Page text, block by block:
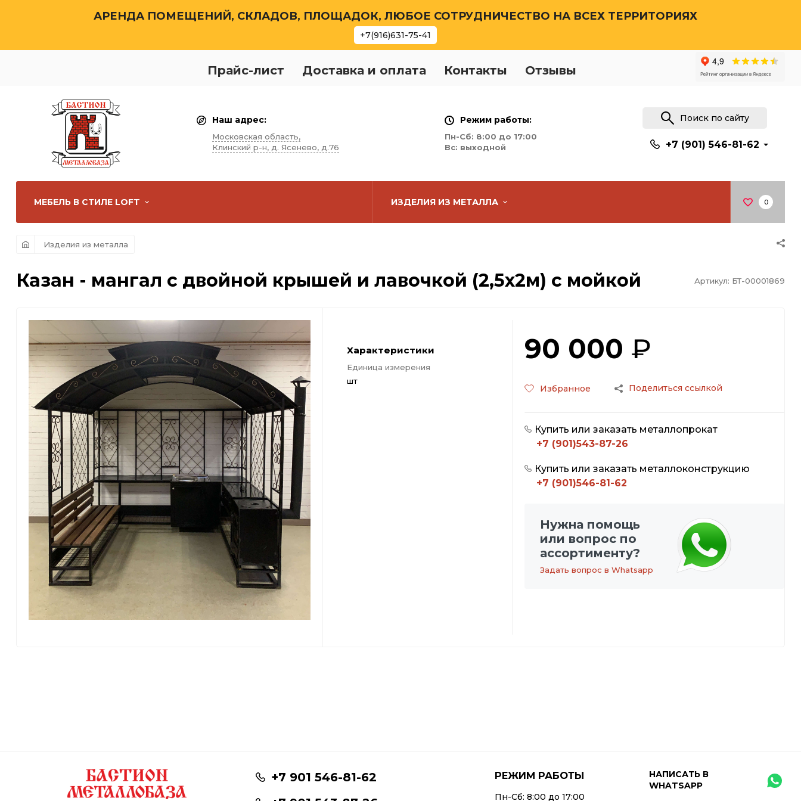
АРЕНДА ПОМЕЩЕНИЙ, СКЛАДОВ, ПЛОЩАДОК, ЛЮБОЕ СОТРУДНИЧЕСТВО НА ВСЕХ ТЕРРИТОРИЯХ
+7(916)631-75-41
Прайс-лист Доставка и оплата Контакты Отзывы
Наш адрес:
Московская область,
Клинский р-н, д. Ясенево, д.76
Режим работы:
Пн-Сб: 8:00 до 17:00
Вс: выходной
Поиск по сайту
+7 (901) 546-81-62
МЕБЕЛЬ В СТИЛЕ LOFT
Лавочки и
ИЗДЕЛИЯ ИЗ МЕТАЛЛА 0
Изделия из металла
Казан - мангал с двойной крышей и лавочкой (2,5х2м) с мойкой Артикул: БТ-00001869
Характеристики
Единица измерения
шт
90 000 ₽
Избранное Поделиться ссылкой
Купить или заказать металлопрокат
+7 (901)543-87-26
Купить или заказать металлоконструкцию
+7 (901)546-81-62
Нужна помощь
или вопрос по
ассортименту?
Задать вопрос в Whatsapp
+7 901 546-81-62
РЕЖИМ РАБОТЫ
Пн-Сб: 8:00 до 17:00
НАПИСАТЬ В
WHATSAPP